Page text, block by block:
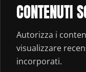
CONTENUTI
Autorizza i
visualizzare
incorporati.